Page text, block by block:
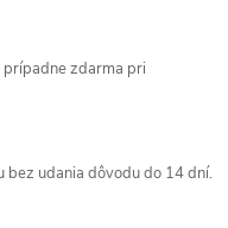
prípadne zdarma pri
bez udania dôvodu do 14 dní.